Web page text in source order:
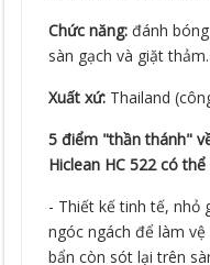
Chức năng:đánh
sàn gạch và giặt thảm.
Xuất xứ: Thailand
5 điểm "thần thánh"
Hiclean HC 522 có
- Thiết kế tinh tế, nhỏ
ngóc ngách để làm
bẩn còn sót lại trên